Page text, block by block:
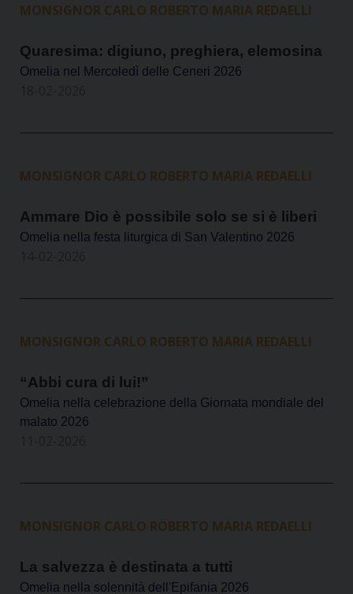
MONSIGNOR CARLO ROBERTO MARIA REDAELLI
Quaresima: digiuno, preghiera, elemosina
Omelia nel Mercoledì delle Ceneri 2026
MONSIGNOR CARLO ROBERTO MARIA REDAELLI
Ammare Dio è possibile solo se si è liberi
Omelia nella festa liturgica di San Valentino 2026
MONSIGNOR CARLO ROBERTO MARIA REDAELLI
“Abbi cura di lui!”
Omelia nella celebrazione della Giornata mondiale del
malato 2026
MONSIGNOR CARLO ROBERTO MARIA REDAELLI
La salvezza è destinata a tutti
Omelia nella solennità dell'Epifania 2026